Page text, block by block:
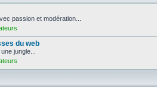
passion et modération...
du web
jungle...